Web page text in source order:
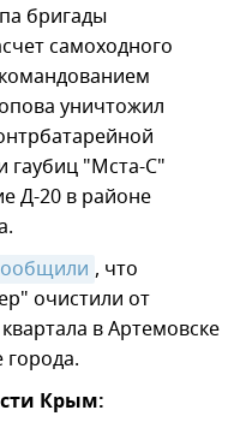
бригады
самоходного
уничтожил
гаубиц "Мста-С"
Д-20 в районе
, что
очистили от
в Артемовске
Крым: